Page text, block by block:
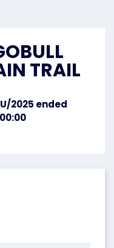
TRAIL
2025 ended